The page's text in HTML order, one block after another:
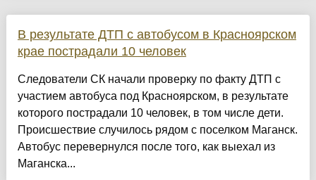
В результате ДТП с автобусом в Красноярском
крае пострадали 10 человек
Следователи СК начали проверку по факту ДТП с
участием автобуса под Красноярском, в результате
которого пострадали 10 человек, в том числе дети.
Происшествие случилось рядом с поселком Маганск.
Автобус перевернулся после того, как выехал из
Маганска...